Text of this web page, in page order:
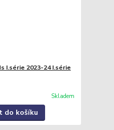
I.série 2023-24 I.série
Skladem
do košíku